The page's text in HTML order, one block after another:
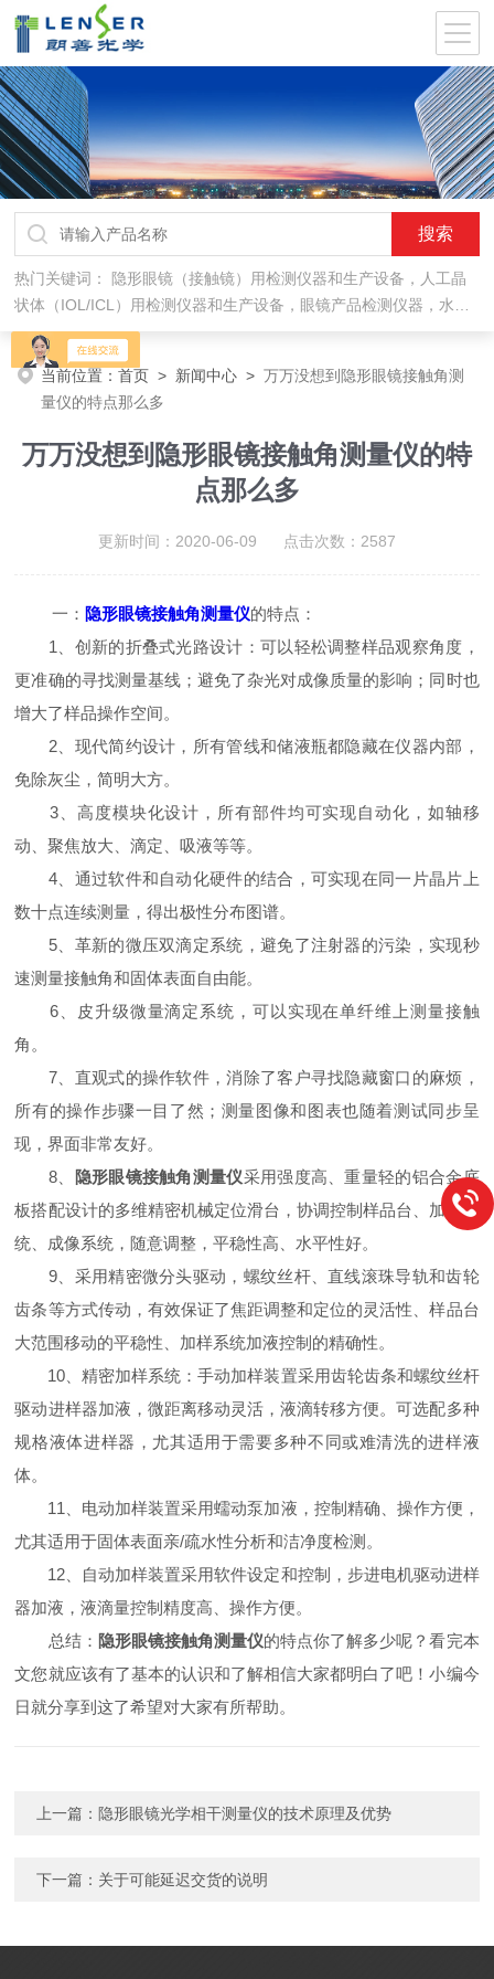
热门关键词： 隐形眼镜（接触镜）用检测仪器和生产设备，人工晶
状体（IOL/ICL）用检测仪器和生产设备，眼镜产品检测仪器，水气
处理环保设备
当前位置：首页 > 新闻中心 >万万没想到隐形眼镜接触角测
量仪的特点那么多
万万没想到隐形眼镜接触角测量仪的特
点那么多
更新时间：2020-06-09 点击次数：2587
一： 隐形眼镜接触角测量仪的特点：
1、创新的折叠式光路设计：可以轻松调整样品观察角度，
更准确的寻找测量基线；避免了杂光对成像质量的影响；同时也
增大了样品操作空间。
2、现代简约设计，所有管线和储液瓶都隐藏在仪器内部，
免除灰尘，简明大方。
3、高度模块化设计，所有部件均可实现自动化，如轴移
动、聚焦放大、滴定、吸液等等。
4、通过软件和自动化硬件的结合，可实现在同一片晶片上
数十点连续测量，得出极性分布图谱。
5、革新的微压双滴定系统，避免了注射器的污染，实现秒
速测量接触角和固体表面自由能。
6、皮升级微量滴定系统，可以实现在单纤维上测量接触
角。
7、直观式的操作软件，消除了客户寻找隐藏窗口的麻烦，
所有的操作步骤一目了然；测量图像和图表也随着测试同步呈
现，界面非常友好。
8、
隐形眼镜接触角测量仪采用强度高、重量轻的铝合金底
板搭配设计的多维精密机械定位滑台，协调控制样品台、加样系
统、成像系统，随意调整，平稳性高、水平性好。
9、采用精密微分头驱动，螺纹丝杆、直线滚珠导轨和齿轮
齿条等方式传动，有效保证了焦距调整和定位的灵活性、样品台
大范围移动的平稳性、加样系统加液控制的精确性。
10、精密加样系统：手动加样装置采用齿轮齿条和螺纹丝杆
驱动进样器加液，微距离移动灵活，液滴转移方便。可选配多种
规格液体进样器，尤其适用于需要多种不同或难清洗的进样液
体。
11、电动加样装置采用蠕动泵加液，控制精确、操作方便，
尤其适用于固体表面亲/疏水性分析和洁净度检测。
12、自动加样装置采用软件设定和控制，步进电机驱动进样
器加液，液滴量控制精度高、操作方便。
总结： 隐形眼镜接触角测量仪的特点你了解多少呢？看完本
文您就应该有了基本的认识和了解相信大家都明白了吧！小编今
日就分享到这了希望对大家有所帮助。
上一篇： 隐形眼镜光学相干测量仪的技术原理及优势
下一篇： 关于可能延迟交货的说明